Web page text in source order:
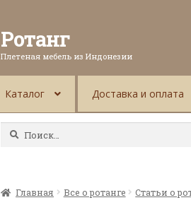
Ротанг
Плетеная мебель из Индонезии
Каталог Доставка и оплата
Найти:
Главная Все о ротанге Статьи о